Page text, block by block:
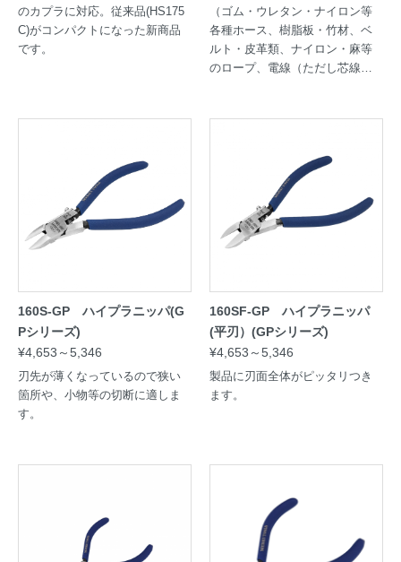
のカプラに対応。従来品(HS175
C)がコンパクトになった新商品
です。
（ゴム・ウレタン・ナイロン等
各種ホース、樹脂板・竹材、ベ
ルト・皮革類、ナイロン・麻等
のロープ、電線（ただし芯線が
160S-GP ハイプラニッパ(G
Pシリーズ)
¥4,653～5,346
刃先が薄くなっているので狭い
箇所や、小物等の切断に適しま
す。
160SF-GP ハイプラニッパ
(平刃）(GPシリーズ)
¥4,653～5,346
製品に刃面全体がピッタリつき
ます。